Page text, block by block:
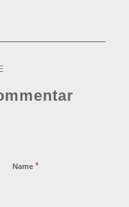
Name *